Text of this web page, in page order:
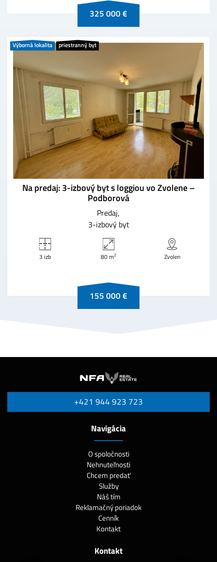
325 000 €
Výborná lokalita priestranný byt
Na predaj: 3-izbový byt s loggiou vo Zvolene –
Podborová
Predaj
3-izbový byt
3 izb 80 m2 Zvolen
155 000 €
+421 944 923 723
Navigácia
O spoločnosti
Nehnuteľnosti
Chcem predať
Služby
Náš tím
Reklamačný poriadok
Cenník
Kontakt
Kontakt